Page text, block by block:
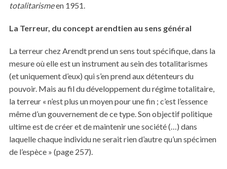
totalitarismeen 1951.
La Terreur, du concept arendtien au sens général
La terreur chez Arendt prend un sens tout spécifique, dans la
mesure où elle est un instrument au sein des totalitarismes
(et uniquement d’eux) qui s’en prend aux détenteurs du
pouvoir. Mais au fil du développement du régime totalitaire,
la terreur « n’est plus un moyen pour une fin ; c’est l’essence
même d’un gouvernement de ce type. Son objectif politique
ultime est de créer et de maintenir une société (…) dans
laquelle chaque individu ne serait rien d’autre qu’un spécimen
de l’espèce » (page 257).